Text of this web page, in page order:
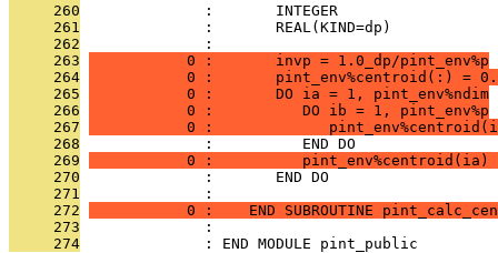
     260
:       INTEGER
     261
:       REAL(KIND=dp)
     262
              :
     263
           0 :       invp = 1.0_dp/pint_env%p
     264
0 :       pint_env%centroid(:) =
     265
           0 :       DO ia = 1, pint_env%ndim
     266
           0 :          DO ib = 1, pint_env%p
     267
0 :
     268
              :          END DO
     269
0 :          pint_env%centroid(ia)
     270
              :       END DO
     271
              :
     272
0 :    END SUBROUTINE
     273
              :
     274
              : END MODULE pint_public